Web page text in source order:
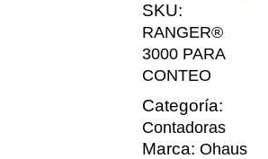
SKU:
RANGER®
3000 PARA
CONTEO
Categoría:
Contadoras
Marca:Ohaus